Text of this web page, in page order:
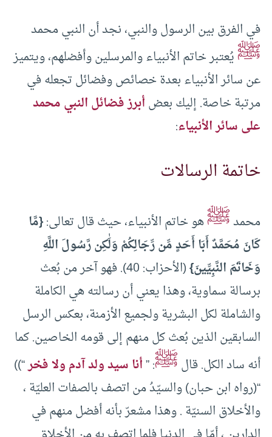
في الفرق بين الرسول والنبي، نجد أن النبي محمد
ﷺيُعتبر خاتم الأنبياء والمرسلين وأفضلهم، ويتميز
عن سائر الأنبياء بعدة خصائص وفضائل تجعله في
مرتبة خاصة. إليك بعضأبرز فضائل النبي محمد
على سائر الأنبياء:
خاتمة الرسالات
محمدﷺهو خاتم الأنبياء، حيث قال تعالى:{مَّا
كَانَ مُحَمَّدٌ أَبَا أَحَدٍ مِّن رِّجَالِكُمْ وَلَٰكِن رَّسُولَ اللَّهِ
وَخَاتَمَ النَّبِيِّينَ}
(الأحزاب: 40). فهو آخر من بُعث
برسالة سماوية، وهذا يعني أن رسالته هي الكاملة
والشاملة لكل البشرية ولجميع الأزمنة، بعكس الرسل
السابقين الذين بُعث كل منهم إلى قومه الخاصين. كما
أنه ساد الكل. قالﷺ: ”أنا سيد ولد آدم ولا فخر“))
“(رواه ابن حبان) والسيّدُ من اتصف بالصفات العليّة ،
والأخلاق السنيّة . وهذا مشعرّ بأنه أفضل منهم في